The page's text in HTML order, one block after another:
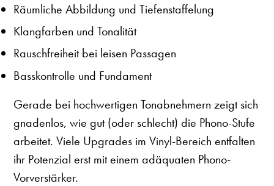
Räumliche Abbildung und Tiefenstaffelung
Klangfarben und Tonalität
Rauschfreiheit bei leisen Passagen
Basskontrolle und Fundament
Gerade bei hochwertigen Tonabnehmern zeigt sich
gnadenlos, wie gut (oder schlecht) die Phono-Stufe
arbeitet. Viele Upgrades im Vinyl-Bereich entfalten
ihr Potenzial erst mit einem adäquaten Phono-
Vorverstärker.